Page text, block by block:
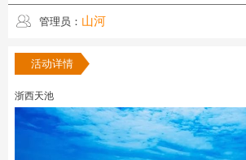
管理员： 山河
活动详情
浙西天池